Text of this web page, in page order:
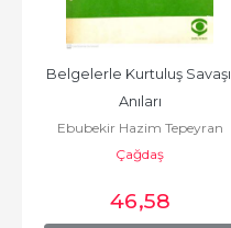
Belgelerle Kurtuluş Savaşı
Anıları
Ebubekir Hazim Tepeyran
Çağdaş
46,58